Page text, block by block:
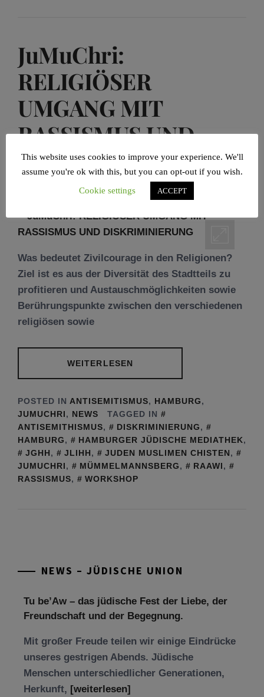
JuMuChri:
RELIGIÖSER
UMGANG MIT
RASSISMUS UND
DISKRIMINIERUNG
21/11/2021 BY ARMIN LEVY
Was bedeutet Zivilcourage in den Religionen?
Ziel ist es aus der Diversität des Stadtteils zu
profitieren und Austauschmöglichkeiten sowie
Berührungspunkte zwischen den verschiedenen
religiösen sowie
WEITERLESEN
POSTED IN ANTISEMITISMUS, HAMBURG,
JUMUCHRI, NEWS
TAGGED IN
ANTISEMITHISMUS, DISKRIMINIERUNG,
HAMBURG, HAMBURGER JÜDISCHE MEDIATHEK,
JGHH, JLIHH, JUDEN MUSLIMEN CHISTEN,
JUMUCHRI, MÜMMELMANNSBERG, RAAWI,
RASSISMUS, WORKSHOP
NEWS – JÜDISCHE UNION
Tu be’Aw – das jüdische Fest der Liebe, der
Mit großer Freude teilen wir einige Eindrücke
unseres gestrigen Abends. Jüdische
Menschen unterschiedlicher Generationen,
Herkunft,[weiterlesen]
Tisch’a beAw 5786
This website uses cookies to improve your experience. We'll
assume you're ok with this, but you can opt-out if you wish.
Cookie settings
ACCEPT